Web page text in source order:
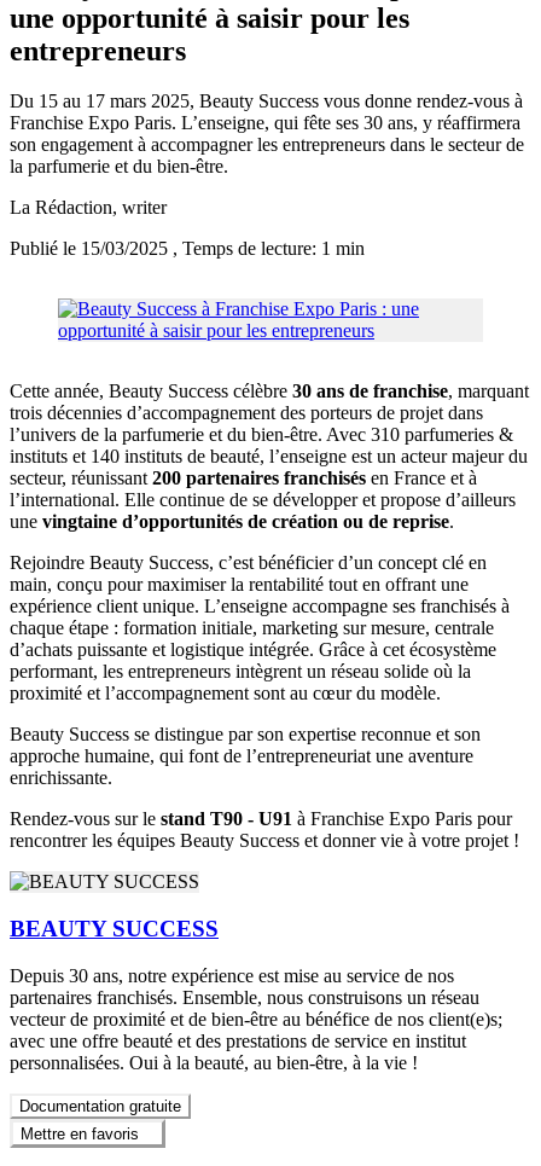
une opportunité à saisir pour les
entrepreneurs
Du 15 au 17 mars 2025, Beauty Success vous donne rendez-vous à
Franchise Expo Paris. L’enseigne, qui fête ses 30 ans, y réaffirmera
son engagement à accompagner les entrepreneurs dans le secteur de
la parfumerie et du bien-être.
La Rédaction, writer
Publié le 15/03/2025 , Temps de lecture: 1 min
Cette année, Beauty Success célèbre 30 ans de franchise, marquant
trois décennies d’accompagnement des porteurs de projet dans
l’univers de la parfumerie et du bien-être. Avec 310 parfumeries &
instituts et 140 instituts de beauté, l’enseigne est un acteur majeur du
secteur, réunissant200 partenaires franchisés en France et à
l’international. Elle continue de se développer et propose d’ailleurs
une vingtaine d’opportunités de création ou de reprise.
Rejoindre Beauty Success, c’est bénéficier d’un concept clé en
main, conçu pour maximiser la rentabilité tout en offrant une
expérience client unique. L’enseigne accompagne ses franchisés à
chaque étape : formation initiale, marketing sur mesure, centrale
d’achats puissante et logistique intégrée. Grâce à cet écosystème
performant, les entrepreneurs intègrent un réseau solide où la
proximité et l’accompagnement sont au cœur du modèle.
Beauty Success se distingue par son expertise reconnue et son
approche humaine, qui font de l’entrepreneuriat une aventure
enrichissante.
Rendez-vous sur le stand T90 - U91 à Franchise Expo Paris pour
rencontrer les équipes Beauty Success et donner vie à votre projet !
BEAUTY SUCCESS
Depuis 30 ans, notre expérience est mise au service de nos
partenaires franchisés. Ensemble, nous construisons un réseau
vecteur de proximité et de bien-être au bénéfice de nos client(e)s;
avec une offre beauté et des prestations de service en institut
personnalisées. Oui à la beauté, au bien-être, à la vie !
Documentation gratuite
Mettre en favoris